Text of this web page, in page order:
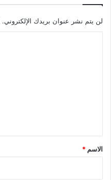
لن يتم نشر عنوان بريدك الإلكتروني.
*
الاسم *